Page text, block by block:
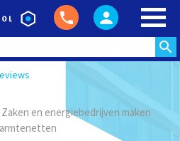
en energiebedrijven maken